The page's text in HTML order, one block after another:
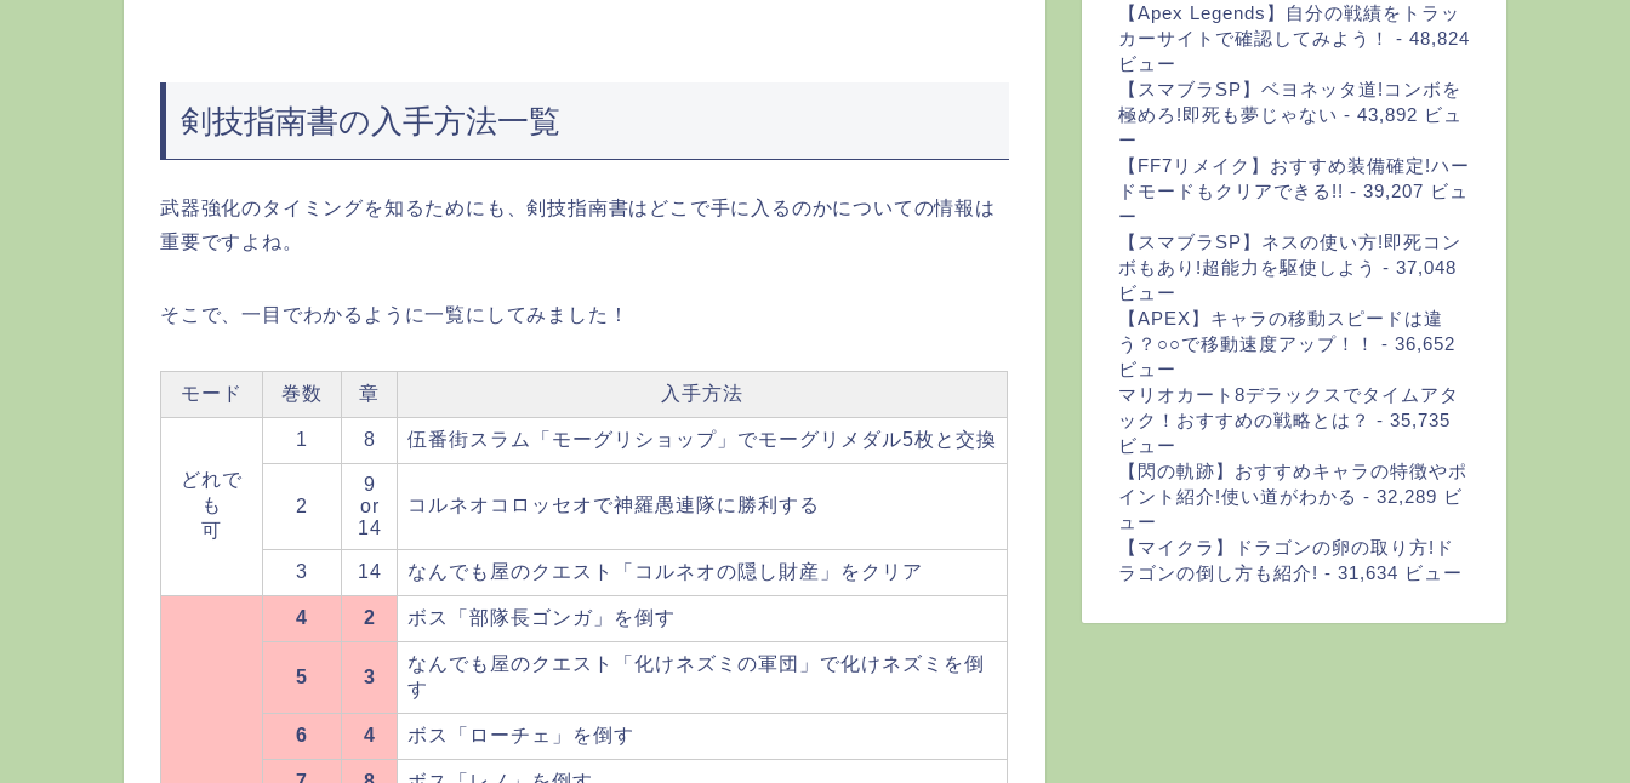
剣技指南書の入手方法一覧
武器強化のタイミングを知るためにも、剣技指南書はどこで手に入るのかについての情報は
重要ですよね。
そこで、一目でわかるように一覧にしてみました！
モード 巻数 章 入手方法
どれで
も
可
1 8 伍番街スラム「モーグリショップ」でモーグリメダル5枚と交換
2
9
or
14
コルネオコロッセオで神羅愚連隊に勝利する
3 14 なんでも屋のクエスト「コルネオの隠し財産」をクリア
4 2 ボス「部隊長ゴンガ」を倒す
5 3
なんでも屋のクエスト「化けネズミの軍団」で化けネズミを倒
す
6 4 ボス「ローチェ」を倒す
【Apex Legends】自分の戦績をトラッ
カーサイトで確認してみよう！
- 48,824
ビュー
【スマブラSP】ベヨネッタ道!コンボを
極めろ!即死も夢じゃない - 43,892 ビュ
ー
【FF7リメイク】おすすめ装備確定!ハー
ドモードもクリアできる!! - 39,207 ビュ
ー
【スマブラSP】ネスの使い方!即死コン
ボもあり!超能力を駆使しよう - 37,048
ビュー
【APEX】キャラの移動スピードは違
う？○○で移動速度アップ！！
- 36,652
ビュー
マリオカート8デラックスでタイムアタ
ック！おすすめの戦略とは？ - 35,735
ビュー
【閃の軌跡】おすすめキャラの特徴やポ
イント紹介!使い道がわかる - 32,289 ビ
ュー
【マイクラ】ドラゴンの卵の取り方!ド
ラゴンの倒し方も紹介! - 31,634 ビュー